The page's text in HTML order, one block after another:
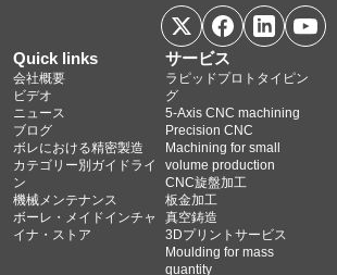
Quick links
会社概要
ビデオ
ニュース
ブログ
ボレにおける精密製造
カテゴリー別ガイドライ
ン
機械メンテナンス
ボーレ・メイドインチャ
イナ・ストア
サービス
ラピッドプロトタイピン
グ
5‑Axis CNC machining
Precision CNC
Machining for small
volume production
CNC旋盤加工
板金加工
真空鋳造
3Dプリントサービス
Moulding for mass
quantity